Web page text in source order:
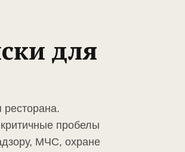
для
ресторана.
пробелы
МЧС, охране